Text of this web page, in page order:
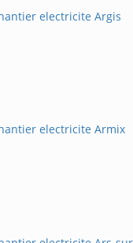
electricite Argis
electricite Armix